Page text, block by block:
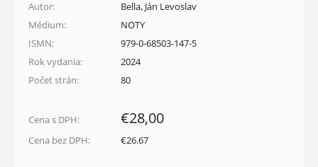
Autor:
Bella, Ján Levoslav
Médium:
NOTY
ISMN:
979-0-68503-147-5
Rok vydania:
2024
Počet strán:
80
Cena s DPH: €28,00
Cena bez DPH: €26.67